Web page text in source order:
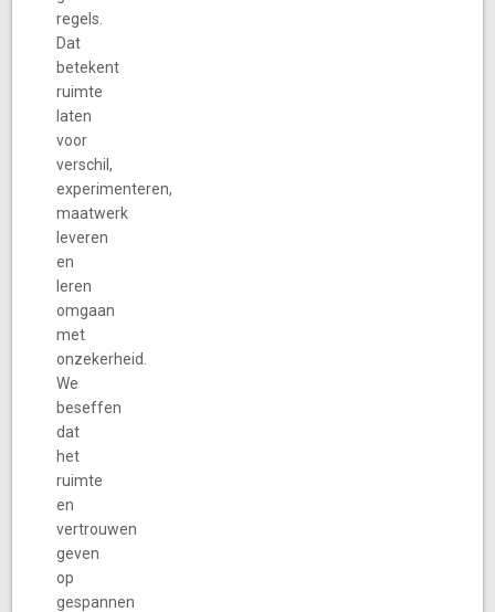
regels.
Dat
betekent
ruimte
laten
voor
verschil,
experimenteren,
maatwerk
leveren
en
leren
omgaan
met
onzekerheid.
We
beseffen
dat
het
ruimte
en
vertrouwen
geven
op
gespannen